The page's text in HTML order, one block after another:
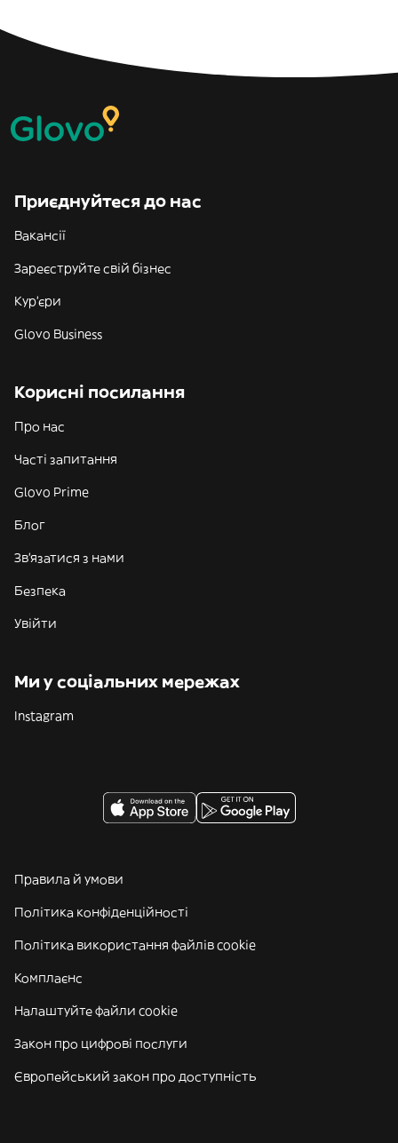
Приєднуйтеся до нас
Вакансії
Зареєструйте свій бізнес
Кур'єри
Glovo Business
Корисні посилання
Про нас
Часті запитання
Glovo Prime
Блог
Зв'язатися з нами
Безпека
Увійти
Ми у соціальних мережах
Instagram
Правила й умови
Політика конфіденційності
Політика використання файлів cookie
Комплаєнс
Налаштуйте файли cookie
Закон про цифрові послуги
Європейський закон про доступність